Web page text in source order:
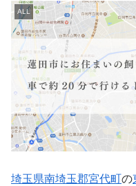
ALL
埼玉県南埼玉郡宮代町の